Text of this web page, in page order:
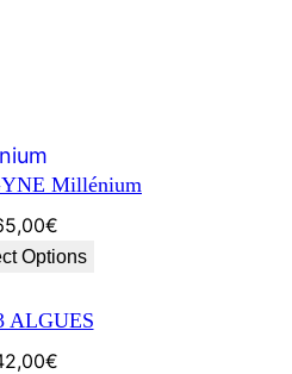
Millénium
€
Options
ALGUES
€